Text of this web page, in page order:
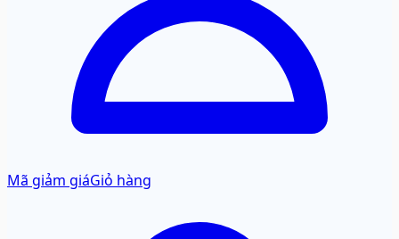
Mã giảm giáGiỏ hàng